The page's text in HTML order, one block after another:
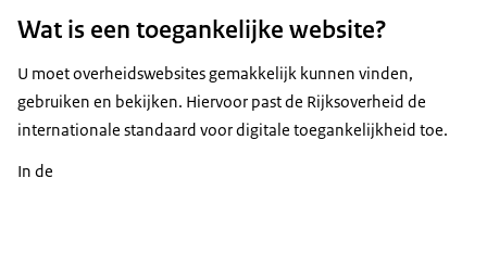
Wat is een toegankelijke website?
U moet overheidswebsites gemakkelijk kunnen vinden,
gebruiken en bekijken. Hiervoor past de Rijksoverheid de
internationale standaard voor digitale toegankelijkheid toe.
In de